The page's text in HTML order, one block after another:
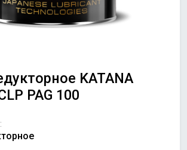
KATANA
PAG 100